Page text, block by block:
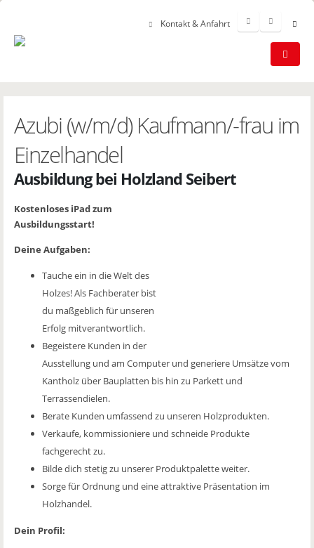
Kontakt & Anfahrt
Azubi (w/m/d) Kaufmann/-frau im
Einzelhandel
Ausbildung bei Holzland Seibert
Kostenloses iPad zum
Ausbildungsstart!
Deine Aufgaben:
Tauche ein in die Welt des
Holzes! Als Fachberater bist
du maßgeblich für unseren
Erfolg mitverantwortlich.
Begeistere Kunden in der
Ausstellung und am Computer und generiere Umsätze vom
Kantholz über Bauplatten bis hin zu Parkett und
Terrassendielen.
Berate Kunden umfassend zu unseren Holzprodukten.
Verkaufe, kommissioniere und schneide Produkte
fachgerecht zu.
Bilde dich stetig zu unserer Produktpalette weiter.
Sorge für Ordnung und eine attraktive Präsentation im
Holzhandel.
Dein Profil: